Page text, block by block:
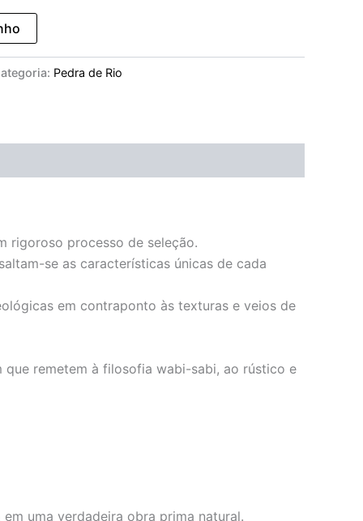
Pedra de Rio
rigoroso processo de seleção.
se as características únicas de cada
em contraponto às texturas e veios de
remetem à filosofia wabi-sabi, ao rústico e
uma verdadeira obra prima natural.